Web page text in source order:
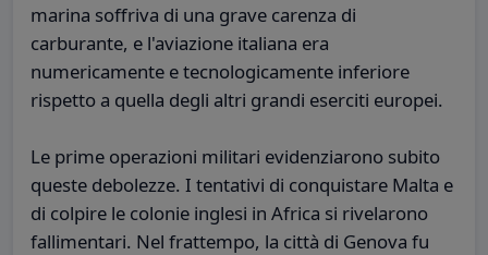
marina soffriva di una grave carenza di
carburante, e l'aviazione italiana era
numericamente e tecnologicamente inferiore
rispetto a quella degli altri grandi eserciti europei.
Le prime operazioni militari evidenziarono subito
queste debolezze. I tentativi di conquistare Malta e
di colpire le colonie inglesi in Africa si rivelarono
fallimentari. Nel frattempo, la città di Genova fu